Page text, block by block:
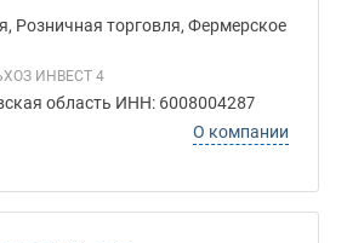
Розничная торговля, Фермерское
ИНВЕСТ 4
область ИНН: 6008004287
О компании